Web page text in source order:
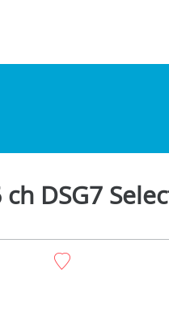
ch DSG7